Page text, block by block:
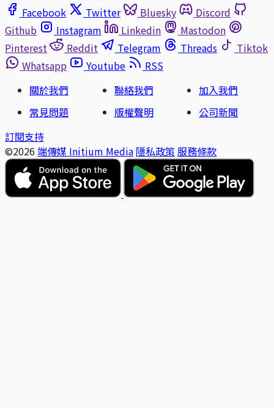
Facebook
Twitter Bluesky
Discord
Github
Instagram Linkedin
Mastodon
Pinterest
Reddit Telegram Threads
Tiktok
Whatsapp
Youtube
RSS
關於我們
聯絡我們
加入我們
常見問題
版權聲明
公司新聞
訂閱支持
©2026 端傳媒 Initium Media 隱私政策 服務條款